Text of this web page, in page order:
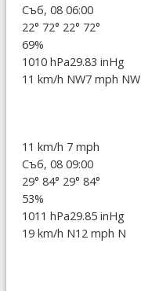
Съб, 08 06:00
22° 72° 22° 72°
69%
1010 hPa29.83 inHg
11 km/h NW7 mph NW
11 km/h 7 mph
Съб, 08 09:00
29° 84° 29° 84°
53%
1011 hPa29.85 inHg
19 km/h N12 mph N